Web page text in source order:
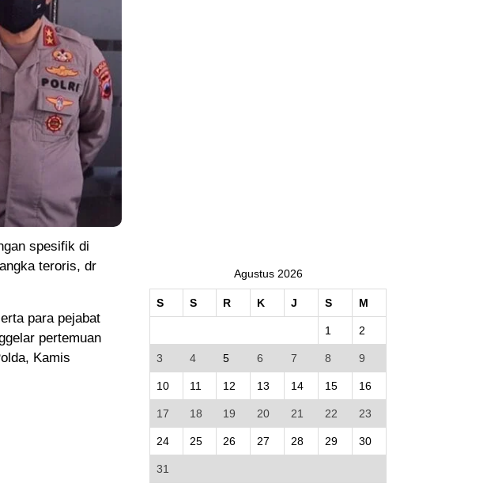
spesifik di
teroris, dr
para pejabat
pertemuan
Kamis
Agustus 2026
S S R K J S M
1 2
3 4 5 6 7 8 9
10 11 12 13 14 15 16
17 18 19 20 21 22 23
24 25 26 27 28 29 30
31